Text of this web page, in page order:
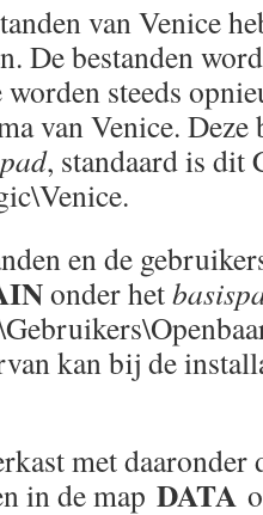
van Venice
De bestanden
steeds
van Venice. Deze
, standaard is dit
en de
onder het
kan bij de
met daaronder
in de map DATA